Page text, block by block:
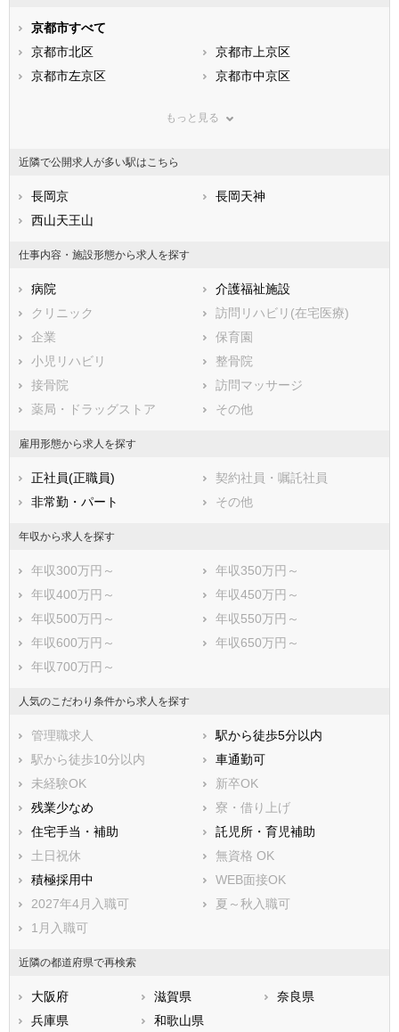
静岡県
滋賀県
大阪府
兵庫県
和歌山県
山口県
福岡県
佐賀県
熊本県
鹿児島県
京都市すべて
京都市北区
京都市上京区
京都市左京区
京都市中京区
京都市右京区
京都市西京区
市部
福知山市
城陽市
向日市
長岡京市
八幡市
京田辺市
京丹後市
南丹市
木津川市
乙訓郡大山崎町
久世郡久御山町
綴喜郡井手町
綴喜郡宇治田原町
相楽郡笠置町
船井郡京丹波町
与謝郡伊根町
与謝郡与謝野町
もっと見る
近隣で公開求人が多い駅はこちら
長岡京
長岡天神
西山天王山
仕事内容・施設形態から求人を探す
病院
介護福祉施設
クリニック
訪問リハビリ(在宅医療)
企業
保育園
小児リハビリ
整骨院
接骨院
訪問マッサージ
薬局・ドラッグストア
その他
雇用形態から求人を探す
正社員(正職員)
契約社員・嘱託社員
非常勤・パート
その他
年収から求人を探す
年収300万円～
年収350万円～
年収400万円～
年収450万円～
年収500万円～
年収550万円～
年収600万円～
年収650万円～
年収700万円～
人気のこだわり条件から求人を探す
管理職求人
駅から徒歩5分以内
駅から徒歩10分以内
車通勤可
未経験OK
新卒OK
残業少なめ
寮・借り上げ
住宅手当・補助
託児所・育児補助
土日祝休
無資格 OK
積極採用中
WEB面接OK
2027年4月入職可
夏～秋入職可
1月入職可
近隣の都道府県で再検索
大阪府 滋賀県
奈良県
兵庫県
和歌山県